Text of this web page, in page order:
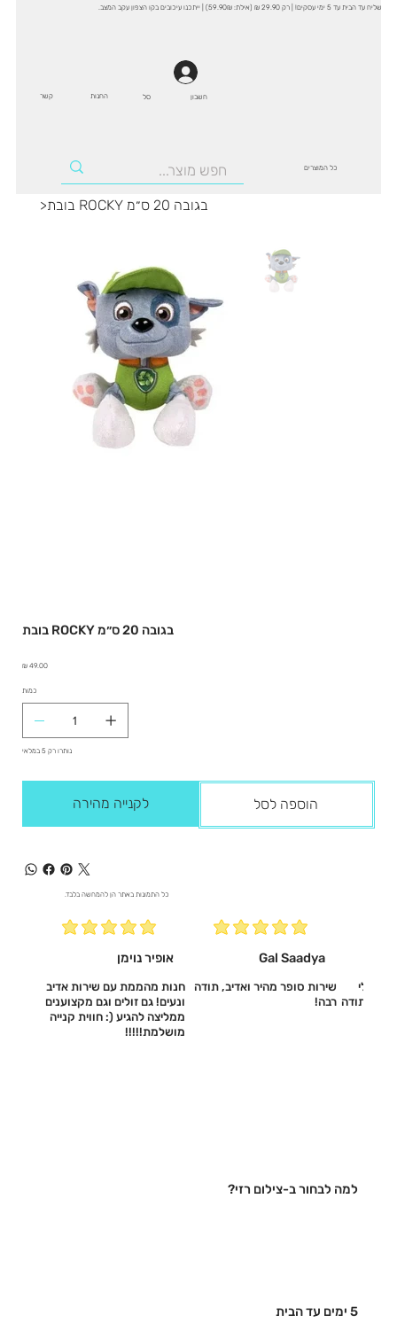
שליח עד הבית עד 5 ימי עסקים! | רק 29.90 ₪ (אילת: 59.90₪) | ייתכנו עיכובים בקו הצפון עקב המצב.
חשבון סל קשר החנות
כל המוצרים
> בובת ROCKY בגובה 20 ס״מ
בובת ROCKY בגובה 20 ס״מ
מחיר ‏49.00 ‏₪
כמות
נותרו רק 5 במלאי
הוספה לסל לקנייה מהירה
כל התמונות באתר הן להמחשה בלבד.
אופיר נוימן
חנות מהממת עם שירות אדיב
ונעים! גם זולים וגם מקצוענים
ממליצה להגיע (: חווית קנייה
מושלמת!!!!!‎
Gal Saadya
שירות סופר מהיר ואדיב, תודה
רבה!
לי
תודה
למה לבחור ב-צילום רזי?
5 ימים עד הבית